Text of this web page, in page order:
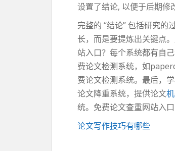
设置了结论, 以便于后期修
完整的 “结论” 包括研究
长，而是要提炼出关键点
站入口？每个系统都有自
费论文检测系统，如
费论文检测系统。最后，
论文降重系统，提供论文
统。免费论文查重网站入口
论文写作技巧有哪些